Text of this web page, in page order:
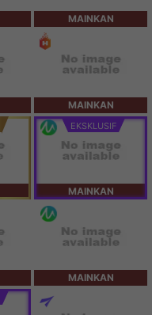
MAINKAN
MAINKAN
EKSKLUSIF
MAINKAN
MAINKAN